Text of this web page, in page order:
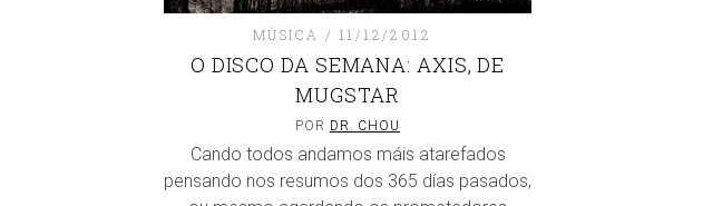
MÚSICA 11/12/2012
O DISCO DA SEMANA: AXIS, DE
MUGSTAR
POR DR. CHOU
Cando todos andamos máis atarefados
pensando nos resumos dos 365 días pasados,